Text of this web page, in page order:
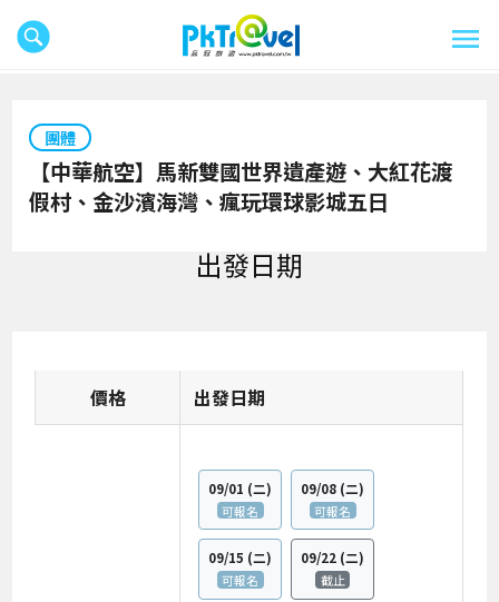
團體
【中華航空】馬新雙國世界遺產遊、大紅花渡
假村、金沙濱海灣、瘋玩環球影城五日
出發日期
價格 日期
09/01 (二)
可報名
09/08 (二)
可報名
09/15 (二)
可報名
09/22 (二)
截止